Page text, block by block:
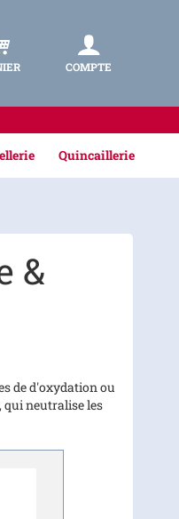
COMPTE
Quincaillerie
&
de d'oxydation ou
qui neutralise les